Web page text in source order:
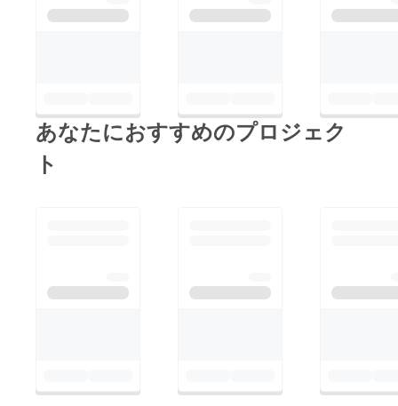
あなたにおすすめのプロジェク
ト